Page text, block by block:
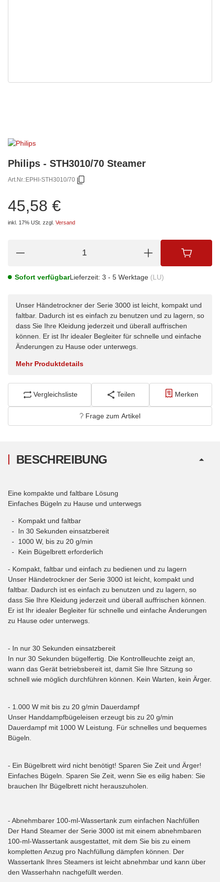
Philips - STH3010/70 Steamer
Art.Nr.:EPHI-STH3010/70
45,58 €
inkl. 17% USt. zzgl. Versand
Sofort verfügbarLieferzeit: 3 - 5 Werktage (LU)
Unser Händetrockner der Serie 3000 ist leicht, kompakt und
faltbar. Dadurch ist es einfach zu benutzen und zu lagern, so
dass Sie Ihre Kleidung jederzeit und überall auffrischen
können. Er ist Ihr idealer Begleiter für schnelle und einfache
Änderungen zu Hause oder unterwegs.
Mehr Produktdetails
Vergleichsliste Teilen Merken
Frage zum Artikel
BESCHREIBUNG
Eine kompakte und faltbare Lösung
Einfaches Bügeln zu Hause und unterwegs
- Kompakt und faltbar
- In 30 Sekunden einsatzbereit
- 1000 W, bis zu 20 g/min
- Kein Bügelbrett erforderlich
- Kompakt, faltbar und einfach zu bedienen und zu lagern
Unser Händetrockner der Serie 3000 ist leicht, kompakt und
faltbar. Dadurch ist es einfach zu benutzen und zu lagern, so
dass Sie Ihre Kleidung jederzeit und überall auffrischen können.
Er ist Ihr idealer Begleiter für schnelle und einfache Änderungen
zu Hause oder unterwegs.
- In nur 30 Sekunden einsatzbereit
In nur 30 Sekunden bügelfertig. Die Kontrollleuchte zeigt an,
wann das Gerät betriebsbereit ist, damit Sie Ihre Sitzung so
schnell wie möglich durchführen können. Kein Warten, kein Ärger.
- 1.000 W mit bis zu 20 g/min Dauerdampf
Unser Handdampfbügeleisen erzeugt bis zu 20 g/min
Dauerdampf mit 1000 W Leistung. Für schnelles und bequemes
Bügeln.
- Ein Bügelbrett wird nicht benötigt! Sparen Sie Zeit und Ärger!
Einfaches Bügeln. Sparen Sie Zeit, wenn Sie es eilig haben: Sie
brauchen Ihr Bügelbrett nicht herauszuholen.
- Abnehmbarer 100-ml-Wassertank zum einfachen Nachfüllen
Der Hand Steamer der Serie 3000 ist mit einem abnehmbaren
100-ml-Wassertank ausgestattet, mit dem Sie bis zu einem
kompletten Anzug pro Nachfüllung dämpfen können. Der
Wassertank Ihres Steamers ist leicht abnehmbar und kann über
den Wasserhahn nachgefüllt werden.